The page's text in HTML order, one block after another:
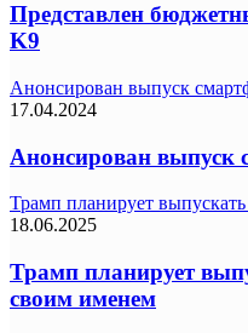
Представлен
K9
Анонсирован выпуск
17.04.2024
Анонсирован выпуск
Трамп планирует
18.06.2025
Трамп планирует
своим именем